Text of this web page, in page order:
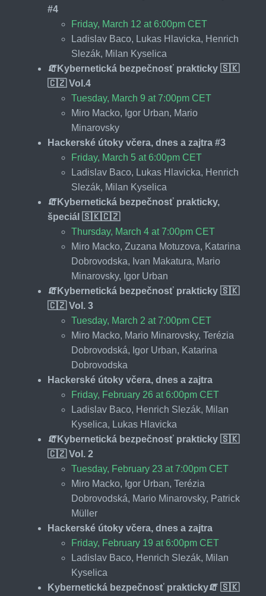
#4
Friday, March 12 at 6:00pm CET
Ladislav Baco, Lukas Hlavicka, Henrich
Slezák, Milan Kyselica
🧯Kybernetická bezpečnosť prakticky 🇸🇰
🇨🇿 Vol.4
Tuesday, March 9 at 7:00pm CET
Miro Macko, Igor Urban, Mario
Minarovsky
Hackerské útoky včera, dnes a zajtra #3
Friday, March 5 at 6:00pm CET
Ladislav Baco, Lukas Hlavicka, Henrich
Slezák, Milan Kyselica
🧯Kybernetická bezpečnosť prakticky,
špeciál 🇸🇰🇨🇿
Thursday, March 4 at 7:00pm CET
Miro Macko, Zuzana Motuzova, Katarina
Dobrovodska, Ivan Makatura, Mario
Minarovsky, Igor Urban
🧯Kybernetická bezpečnosť prakticky 🇸🇰
🇨🇿 Vol. 3
Tuesday, March 2 at 7:00pm CET
Miro Macko, Mario Minarovsky, Terézia
Dobrovodská, Igor Urban, Katarina
Dobrovodska
Hackerské útoky včera, dnes a zajtra
Friday, February 26 at 6:00pm CET
Ladislav Baco, Henrich Slezák, Milan
Kyselica, Lukas Hlavicka
🧯Kybernetická bezpečnosť prakticky 🇸🇰
🇨🇿 Vol. 2
Tuesday, February 23 at 7:00pm CET
Miro Macko, Igor Urban, Terézia
Dobrovodská, Mario Minarovsky, Patrick
Müller
Hackerské útoky včera, dnes a zajtra
Friday, February 19 at 6:00pm CET
Ladislav Baco, Henrich Slezák, Milan
Kyselica
Kybernetická bezpečnosť prakticky🧯 🇸🇰